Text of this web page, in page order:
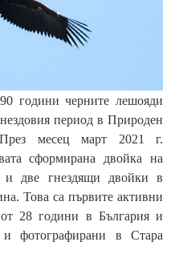
години черните лешояди
период в Природен
месец март 2021 г.
сформирана двойка на
и две гнездящи двойки в
Това са първите активни
28 години в България и
фотографирани в Стара